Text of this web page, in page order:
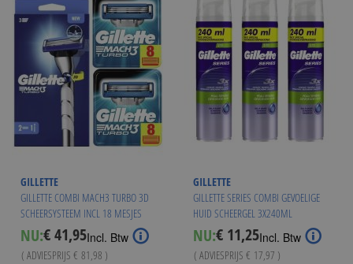
GILLETTE
GILLETTE COMBI MACH3 TURBO 3D
SCHEERSYSTEEM INCL 18 MESJES
NU:Special
Price
€ 41,95Incl. Btw
( ADVIESPRIJS € 81,98 )
GILLETTE
GILLETTE SERIES COMBI GEVOELIGE
HUID SCHEERGEL 3X240ML
NU:Special
Price
€ 11,25Incl. Btw
( ADVIESPRIJS € 17,97 )